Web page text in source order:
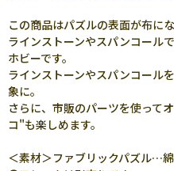
この商品はパズルの表面が布に
ラインストーンやスパンコール
ホビーです。
ラインストーンやスパンコール
象に。
さらに、市販のパーツを使って
コ"も楽しめます。
＜素材＞ファブリックパズル…